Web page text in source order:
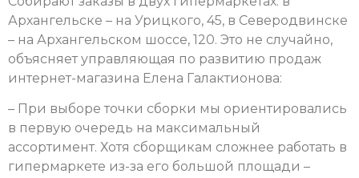
Архангельске – на Урицкого, 45, в Северодвинске
– на Архангельском шоссе, 120. Это не случайно,
объясняет управляющая по развитию продаж
интернет-магазина Елена Галактионова:
– При выборе точки сборки мы ориентировались
в первую очередь на максимальный
ассортимент. Хотя сборщикам сложнее работать в
гипермаркете из-за его большой площади –